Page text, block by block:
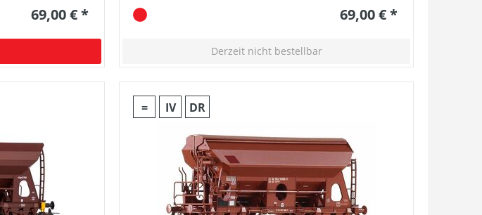
69,00 € * 69,00 € *
Derzeit nicht bestellbar
= IV DR